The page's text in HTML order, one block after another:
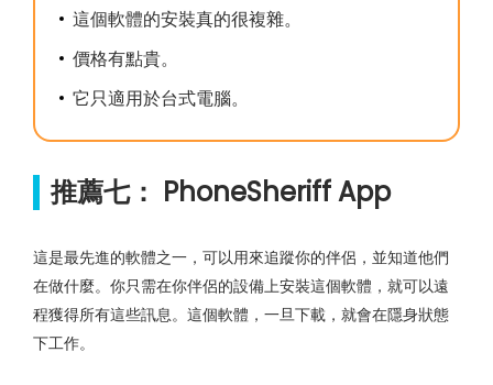
這個軟體的安裝真的很複雜。
價格有點貴。
它只適用於台式電腦。
推薦七： PhoneSheriff App
這是最先進的軟體之一，可以用來追蹤你的伴侶，並知道他們
在做什麼。你只需在你伴侶的設備上安裝這個軟體，就可以遠
程獲得所有這些訊息。這個軟體，一旦下載，就會在隱身狀態
下工作。